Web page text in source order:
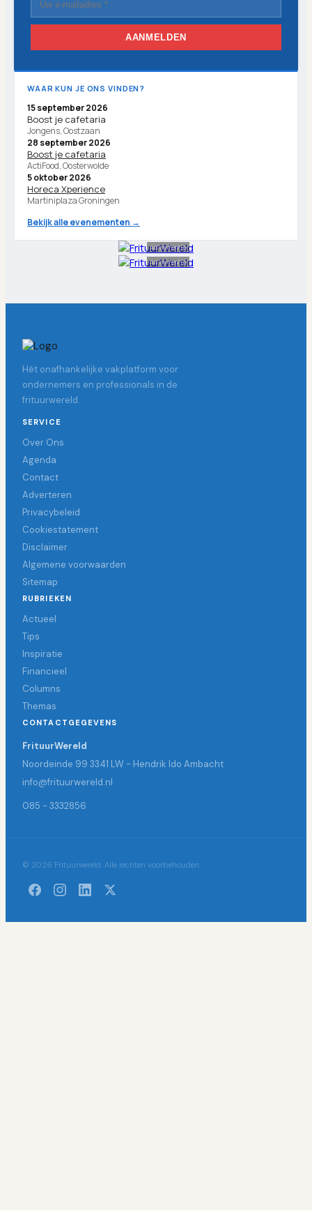
AANMELDEN
WAAR KUN JE ONS VINDEN?
15 september 2026
Boost je cafetaria
Jongens, Oostzaan
28 september 2026
Boost je cafetaria
ActiFood, Oosterwolde
5 oktober 2026
Horeca Xperience
Martiniplaza Groningen
Bekijk alle evenementen →
Advertentie
Advertentie
Hét onafhankelijke vakplatform voor
ondernemers en professionals in de
frituurwereld.
SERVICE
Over Ons
Agenda
Contact
Adverteren
Privacybeleid
Cookiestatement
Disclaimer
Algemene voorwaarden
Sitemap
RUBRIEKEN
Actueel
Tips
Inspiratie
Financieel
Columns
Themas
CONTACTGEGEVENS
FrituurWereld
Noordeinde 99 3341 LW - Hendrik Ido Ambacht
info@frituurwereld.nl
085 - 3332856
© 2026 Frituurwereld. Alle rechten voorbehouden.